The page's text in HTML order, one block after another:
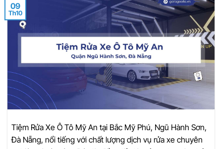
09
Th10
Tiệm Rửa Xe Ô Tô Mỹ An tại Bắc Mỹ Phú, Ngũ Hành Sơn,
Đà Nẵng, nổi tiếng với chất lượng dịch vụ rửa xe chuyên